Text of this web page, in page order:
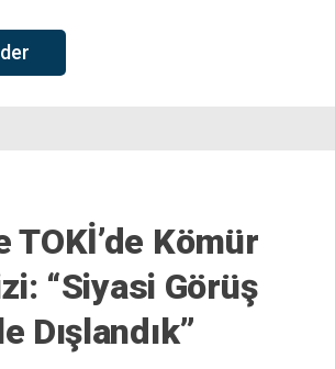
TOKİ’de Kömür
“Siyasi Görüş
Dışlandık”